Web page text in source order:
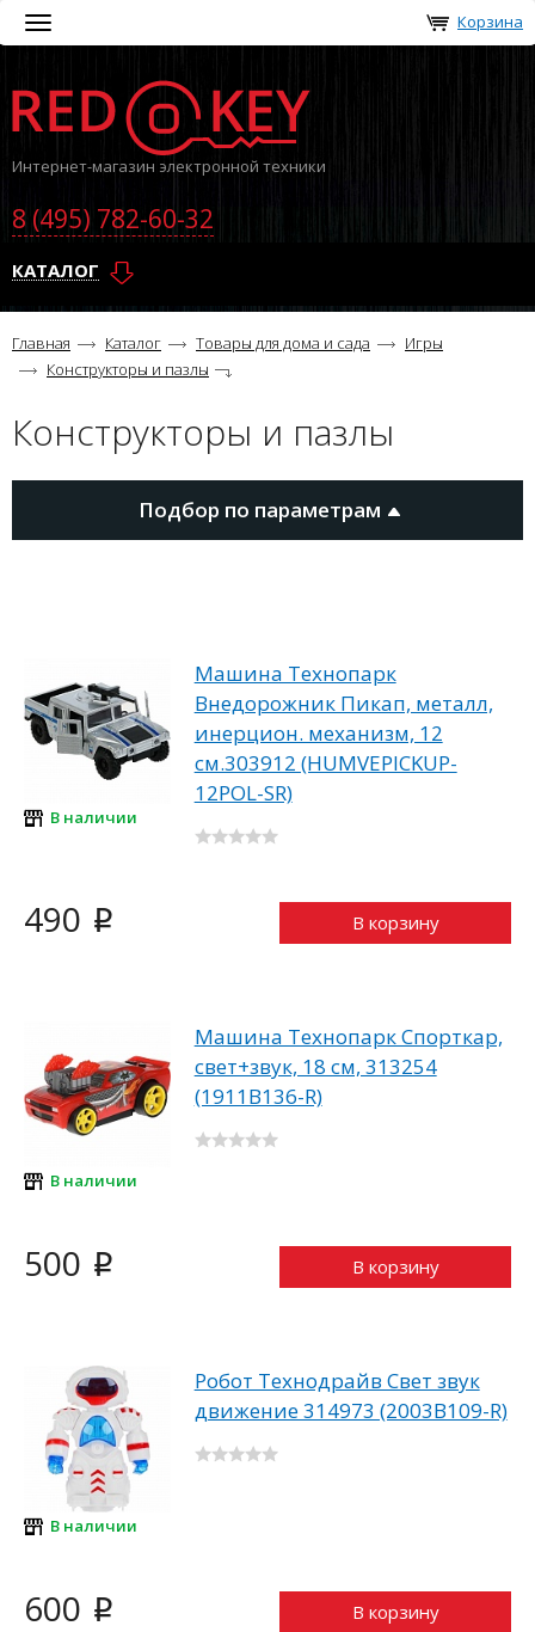
Toggle
navigation
Корзина
Интернет-магазин электронной техники
8 (495) 782-60-32
КАТАЛОГ
Главная Каталог Товары для дома и сада
Игры
Конструкторы и пазлы
Конструкторы и пазлы
Подбор по параметрам
В наличии
Машина Технопарк
Внедорожник Пикап, металл,
инерцион. механизм, 12
см.303912 (HUMVEPICKUP-
12POL-SR)
490 i В корзину
В наличии
Машина Технопарк Спорткар,
свет+звук, 18 см, 313254
(1911B136-R)
500 i В корзину
В наличии
Робот Технодрайв Свет звук
движение 314973 (2003B109-R)
600 i В корзину